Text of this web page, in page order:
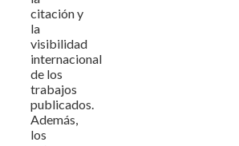
citación y
la
visibilidad
internacional
de los
trabajos
publicados.
Además,
los